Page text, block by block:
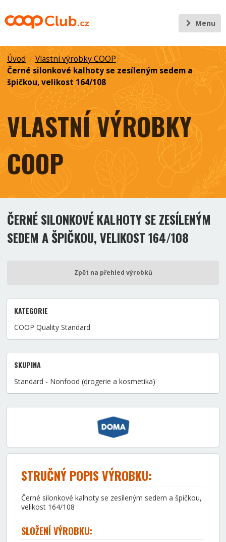
Menu
Úvod / Vlastní výrobky COOP/
Černé silonkové kalhoty se zesíleným sedem a
špičkou, velikost 164/108
VLASTNÍ VÝROBKY
COOP
ČERNÉ SILONKOVÉ KALHOTY SE ZESÍLENÝM
SEDEM A ŠPIČKOU, VELIKOST 164/108
Zpět na přehled výrobků
KATEGORIE
COOP Quality Standard
SKUPINA
Standard - Nonfood (drogerie a kosmetika)
STRUČNÝ POPIS VÝROBKU:
Černé silonkové kalhoty se zesíleným sedem a špičkou,
velikost 164/108
SLOŽENÍ VÝROBKU: